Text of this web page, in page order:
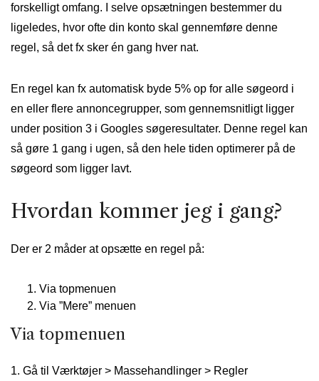
forskelligt omfang. I selve opsætningen bestemmer du
ligeledes, hvor ofte din konto skal gennemføre denne
regel, så det fx sker én gang hver nat.
En regel kan fx automatisk byde 5% op for alle søgeord i
en eller flere annoncegrupper, som gennemsnitligt ligger
under position 3 i Googles søgeresultater. Denne regel kan
så gøre 1 gang i ugen, så den hele tiden optimerer på de
søgeord som ligger lavt.
Hvordan kommer jeg i gang?
Der er 2 måder at opsætte en regel på:
Via topmenuen
Via ”Mere” menuen
Via topmenuen
1. Gå til Værktøjer > Massehandlinger > Regler